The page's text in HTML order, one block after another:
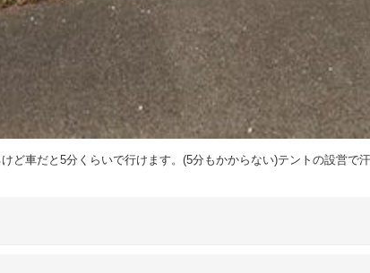
ど車だと5分くらいで行けます。(5分もかからない)テントの設営で